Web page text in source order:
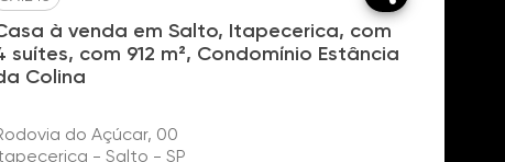
à venda em Salto, Itapecerica, com
suítes, com 912 m², Condomínio Estância
Colina
do Açúcar, 00
- Salto - SP